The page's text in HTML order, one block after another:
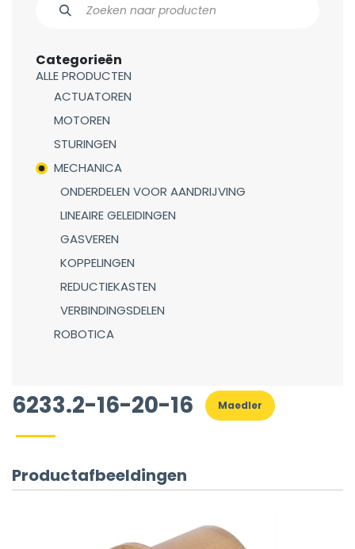
Categorieën
ALLE PRODUCTEN
ACTUATOREN
MOTOREN
STURINGEN
MECHANICA
ONDERDELEN VOOR AANDRIJVING
LINEAIRE GELEIDINGEN
GASVEREN
KOPPELINGEN
REDUCTIEKASTEN
VERBINDINGSDELEN
ROBOTICA
6233.2-16-20-16 Maedler
Productafbeeldingen